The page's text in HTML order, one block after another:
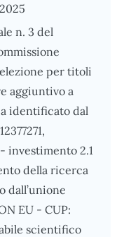
n. 3 del
per titoli
aggiuntivo a
identificato dal
investimento 2.1
della ricerca
dall’unione
EU - CUP:
scientifico